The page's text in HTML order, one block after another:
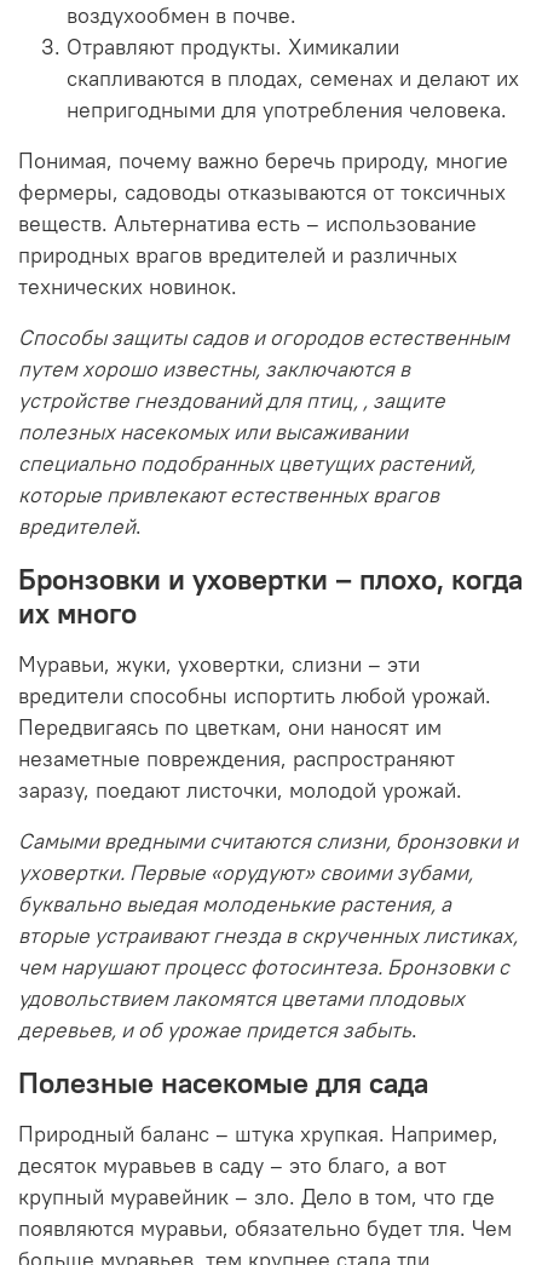
воздухообмен в почве.
Отравляют продукты. Химикалии
скапливаются в плодах, семенах и делают их
непригодными для употребления человека.
Понимая, почему важно беречь природу, многие
фермеры, садоводы отказываются от токсичных
веществ. Альтернатива есть – использование
природных врагов вредителей и различных
технических новинок.
Способы защиты садов и огородов естественным
путем хорошо известны, заключаются в
устройстве гнездований для птиц, , защите
полезных насекомых или высаживании
специально подобранных цветущих растений,
которые привлекают естественных врагов
вредителей.
Бронзовки и уховертки – плохо, когда
их много
Муравьи, жуки, уховертки, слизни – эти
вредители способны испортить любой урожай.
Передвигаясь по цветкам, они наносят им
незаметные повреждения, распространяют
заразу, поедают листочки, молодой урожай.
Самыми вредными считаются слизни, бронзовки и
уховертки. Первые «орудуют» своими зубами,
буквально выедая молоденькие растения, а
вторые устраивают гнезда в скрученных листиках,
чем нарушают процесс фотосинтеза. Бронзовки с
удовольствием лакомятся цветами плодовых
деревьев, и об урожае придется забыть.
Полезные насекомые для сада
Природный баланс – штука хрупкая. Например,
десяток муравьев в саду – это благо, а вот
крупный муравейник – зло. Дело в том, что где
появляются муравьи, обязательно будет тля. Чем